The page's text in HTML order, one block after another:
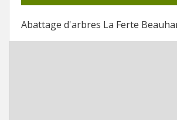
Abattage d'arbres La Ferte